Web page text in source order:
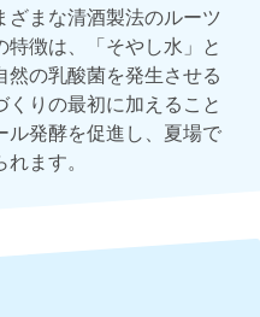
ざまな清酒製法のルーツ
徴は、「そやし水」と
の乳酸菌を発生させる
りの最初に加えること
ル発酵を促進し、夏場で
ます。